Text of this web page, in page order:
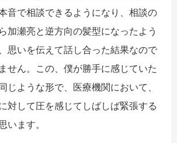
音で相談できるようになり、相談の
加瀬亮と逆方向の髪型になったよう
思いを伝えて話し合った結果なので
せん。この、僕が勝手に感じていた
じような形で、医療機関において、
対して圧を感じてしばしば緊張する
います。